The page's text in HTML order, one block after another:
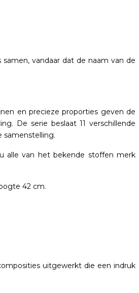
vandaar dat de naam van de
en precieze proporties geven de
De serie beslaat 11 verschillende
samenstelling.
alle van het bekende stoffen merk
42 cm.
uitgewerkt die een indruk